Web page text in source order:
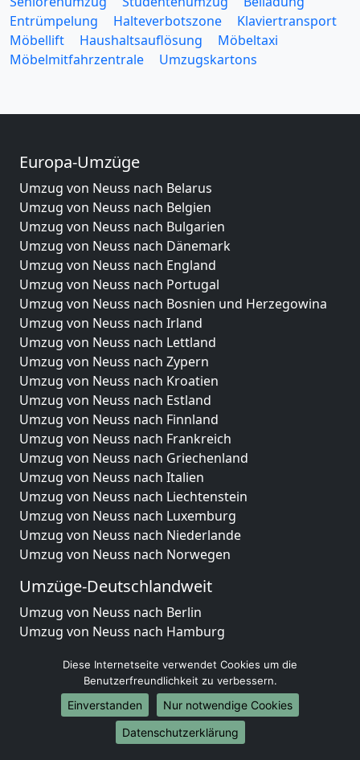
Entrümpelung
Halteverbotszone
Klaviertransport
Möbellift
Haushaltsauflösung
Möbeltaxi
Möbelmitfahrzentrale
Umzugskartons
Europa-Umzüge
Umzug von Neuss nach Belarus
Umzug von Neuss nach Belgien
Umzug von Neuss nach Bulgarien
Umzug von Neuss nach Dänemark
Umzug von Neuss nach England
Umzug von Neuss nach Portugal
Umzug von Neuss nach Bosnien und Herzegowina
Umzug von Neuss nach Irland
Umzug von Neuss nach Lettland
Umzug von Neuss nach Zypern
Umzug von Neuss nach Kroatien
Umzug von Neuss nach Estland
Umzug von Neuss nach Finnland
Umzug von Neuss nach Frankreich
Umzug von Neuss nach Griechenland
Umzug von Neuss nach Italien
Umzug von Neuss nach Liechtenstein
Umzug von Neuss nach Luxemburg
Umzug von Neuss nach Niederlande
Umzug von Neuss nach Norwegen
Umzüge-Deutschlandweit
Umzug von Neuss nach Berlin
Umzug von Neuss nach Hamburg
Umzug von Neuss nach Köln
Umzug von Neuss nach Frankfurt am Main
Umzug von Neuss nach Stuttgart
Umzug von Neuss nach Düsseldorf
Umzug von Neuss nach Leipzig
Diese Internetseite verwendet Cookies um die
Benutzerfreundlichkeit zu verbessern.
Einverstanden
Nur notwendige Cookies
Datenschutzerklärung